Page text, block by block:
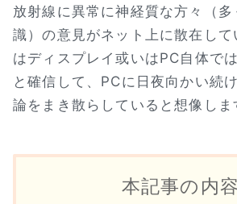
放射線に異常に神経質な方々（多
識）の意見がネット上に散在して
はディスプレイ或いはPC自体で
と確信して、PCに日夜向かい続
論をまき散らしていると想像しま
本記事の内容